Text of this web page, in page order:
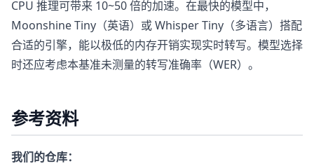
CPU 推理可带来 10~50 倍的加速。在最快的模型中，
Moonshine Tiny（英语）或 Whisper Tiny（多语言）搭配
合适的引擎，能以极低的内存开销实现实时转写。模型选择
时还应考虑本基准未测量的转写准确率（WER）。
参考资料
我们的仓库：